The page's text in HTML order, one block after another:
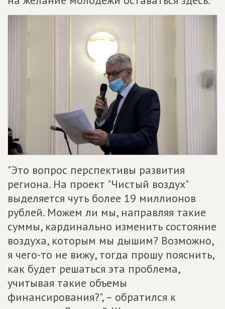
"Это вопрос перспективы развития
региона. На проект "Чистый воздух"
выделяется чуть более 19 миллионов
рублей. Можем ли мы, направляя такие
суммы, кардинально изменить состояние
воздуха, которым мы дышим? Возможно,
я чего-то не вижу, тогда прошу пояснить,
как будет решаться эта проблема,
учитывая такие объемы
финансирования?", – обратился к